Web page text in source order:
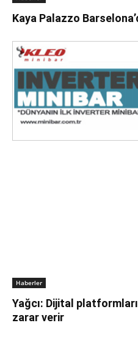
Kaya Palazzo
Haberler
Yağcı: Dijital
zarar verir